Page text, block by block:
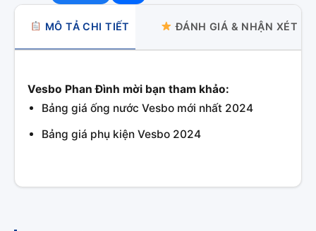
MÔ TẢ CHI TIẾT ĐÁNH GIÁ & NHẬN XÉT
Vesbo Phan Đình mời bạn tham khảo:
Bảng giá ống nước Vesbo mới nhất 2024
Bảng giá phụ kiện Vesbo 2024